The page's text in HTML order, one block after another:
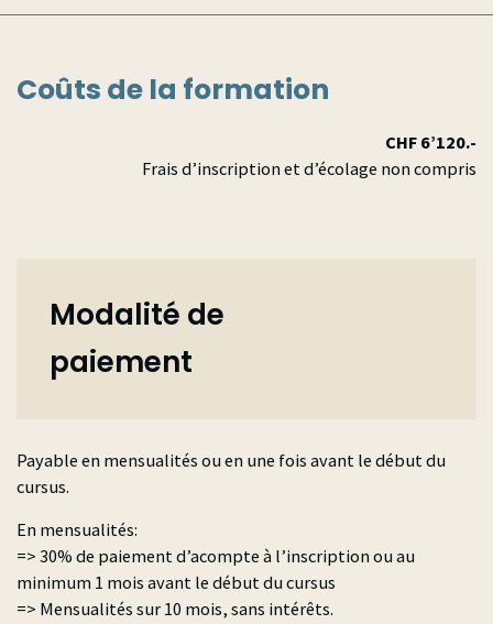
Coûts de la formation
CHF 6’120.-
Frais d’inscription et d’écolage non compris
Modalité de
paiement
Payable en mensualités ou en une fois avant le début du
cursus.
En mensualités:
=> 30% de paiement d’acompte à l’inscription ou au
minimum 1 mois avant le début du cursus
=> Mensualités sur 10 mois, sans intérêts.